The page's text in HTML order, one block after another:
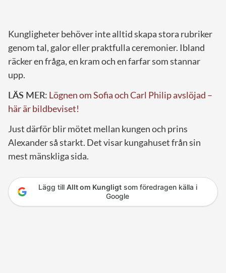
Kungligheter behöver inte alltid skapa stora rubriker
genom tal, galor eller praktfulla ceremonier. Ibland
räcker en fråga, en kram och en farfar som stannar
upp.
LÄS MER: Lögnen om Sofia och Carl Philip avslöjad –
här är bildbeviset!
Just därför blir mötet mellan kungen och prins
Alexander så starkt. Det visar kungahuset från sin
mest mänskliga sida.
Lägg till Allt om Kungligtsom föredragen källa i
Google